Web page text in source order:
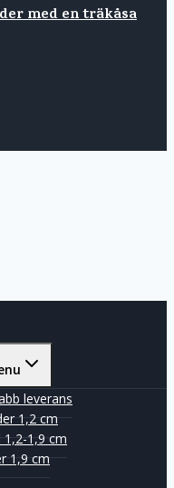
med en träkåsa
leverans
1,2 cm
1,9 cm
1,9 cm